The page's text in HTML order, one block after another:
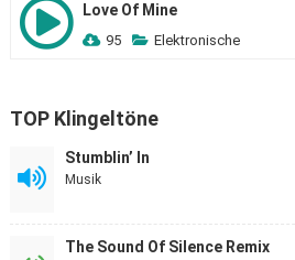
Love Of Mine
95 Elektronische
TOP Klingeltöne
Stumblin’ In
Musik
The Sound Of Silence Remix